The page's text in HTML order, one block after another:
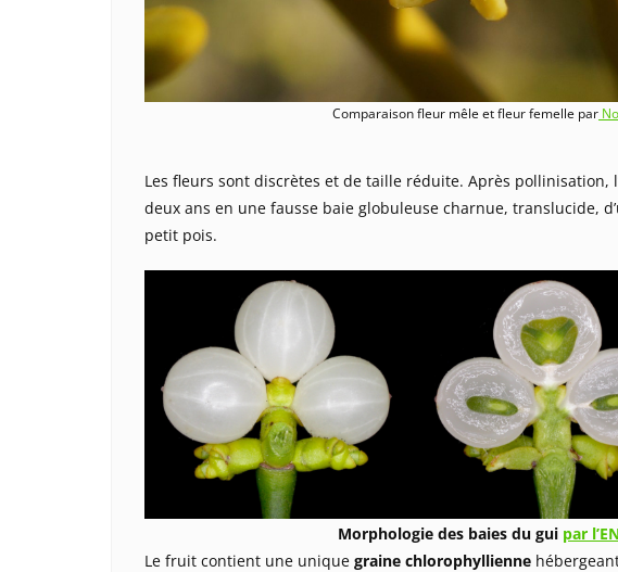
Comparaison fleur mêle et fleur femelle par
Les fleurs sont discrètes et de taille réduite. Après pollinisation,
deux ans en une fausse baie globuleuse charnue, translucide,
petit pois.
Morphologie des baies du gui par
Le fruit contient une unique graine chlorophyllienne